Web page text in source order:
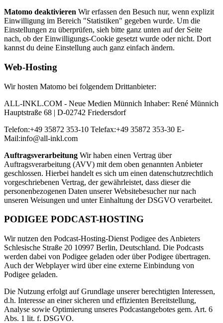
Matomo deaktivieren Wir erfassen den Besuch nur, wenn explizit
Einwilligung im Bereich "Statistiken" gegeben wurde. Um die
Einstellungen zu überprüfen, sieh bitte ganz unten auf der Seite
nach, ob der Einwilligungs-Cookie gesetzt wurde oder nicht. Dort
kannst du deine Einstellung auch ganz einfach ändern.
Web-Hosting
Wir hosten Matomo bei folgendem Drittanbieter:
ALL-INKL.COM - Neue Medien Münnich Inhaber: René Münnich
Hauptstraße 68 | D-02742 Friedersdorf
Telefon:+49 35872 353-10 Telefax:+49 35872 353-30 E-
Mail:info@all-inkl.com
Auftragsverarbeitung Wir haben einen Vertrag über
Auftragsverarbeitung (AVV) mit dem oben genannten Anbieter
geschlossen. Hierbei handelt es sich um einen datenschutzrechtlich
vorgeschriebenen Vertrag, der gewährleistet, dass dieser die
personenbezogenen Daten unserer Websitebesucher nur nach
unseren Weisungen und unter Einhaltung der DSGVO verarbeitet.
PODIGEE PODCAST-HOSTING
Wir nutzen den Podcast-Hosting-Dienst Podigee des Anbieters
Schlesische Straße 20 10997 Berlin, Deutschland. Die Podcasts
werden dabei von Podigee geladen oder über Podigee übertragen.
Auch der Webplayer wird über eine externe Einbindung von
Podigee geladen.
Die Nutzung erfolgt auf Grundlage unserer berechtigten Interessen,
d.h. Interesse an einer sicheren und effizienten Bereitstellung,
Analyse sowie Optimierung unseres Podcastangebotes gem. Art. 6
Abs. 1 lit. f. DSGVO.